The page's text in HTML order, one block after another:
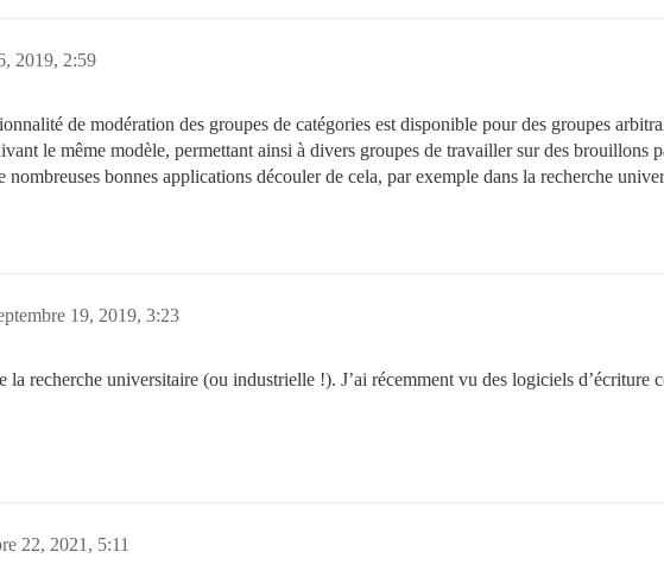
2019, 2:59
de modération des groupes de catégories est disponible pour des groupes
le même modèle, permettant ainsi à divers groupes de travailler sur des brouillons
nombreuses bonnes applications découler de cela, par exemple dans la recherche
19, 2019, 3:23
la recherche universitaire (ou industrielle !). J’ai récemment vu des logiciels
22, 2021, 5:11